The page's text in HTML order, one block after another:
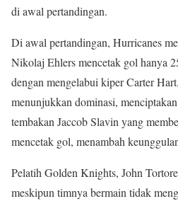
di awal pertandingan.
Di awal pertandingan, Hurricanes
Nikolaj Ehlers mencetak gol hanya
dengan mengelabui kiper Carter
menunjukkan dominasi,
tembakan Jaccob Slavin yang
mencetak gol, menambah
Pelatih Golden Knights, John
meskipun timnya bermain tidak